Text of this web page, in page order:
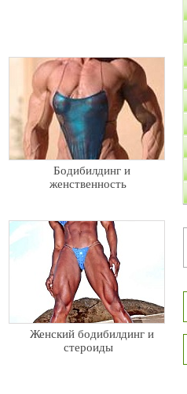
Бодибилдинг и
женственность
Женский бодибилдинг и
стероиды